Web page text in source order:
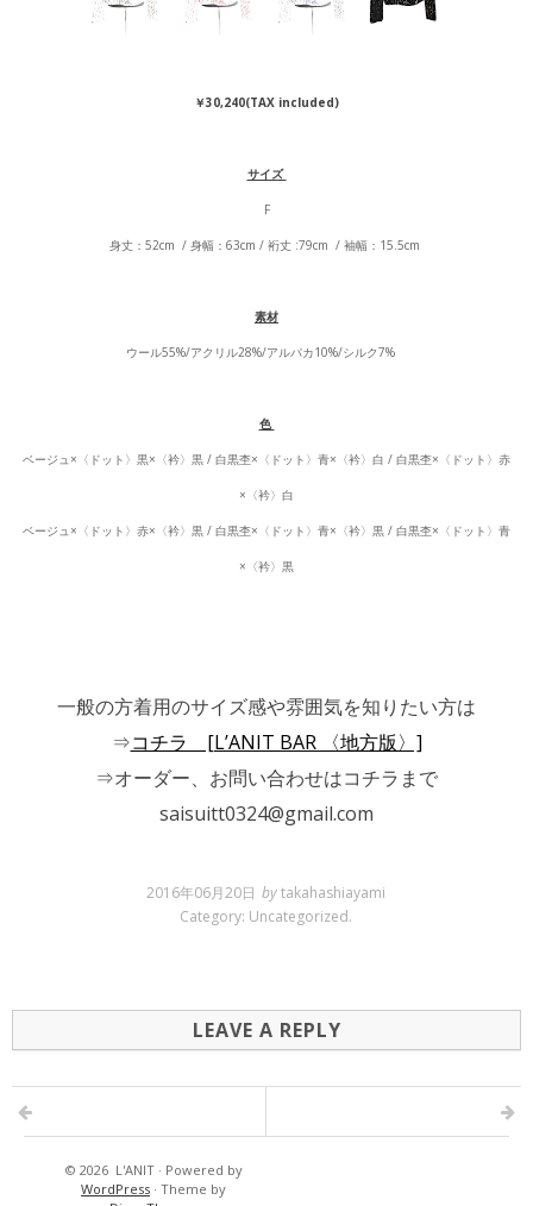
￥30,240(TAX included)
サイズ
F
身丈：52cm / 身幅：63cm / 裄丈 :79cm / 袖幅：15.5cm
素材
ウール55%/アクリル28%/アルパカ10%/シルク7%
色
ベージュ×〈ドット〉黒×〈衿〉黒 / 白黒杢×〈ドット〉青×〈衿〉白 / 白黒杢×〈ドット〉赤
×〈衿〉白
ベージュ×〈ドット〉赤×〈衿〉黒 / 白黒杢×〈ドット〉青×〈衿〉黒 / 白黒杢×〈ドット〉青
×〈衿〉黒
一般の方着用のサイズ感や雰囲気を知りたい方は
⇒コチラ [L’ANIT BAR 〈地方版〉]
⇒オーダー、お問い合わせはコチラまで
saisuitt0324@gmail.com
2016年06月20日 by takahashiayami
Category: Uncategorized.
LEAVE A REPLY
© 2026 L'ANIT· Powered by
WordPress ·Theme by